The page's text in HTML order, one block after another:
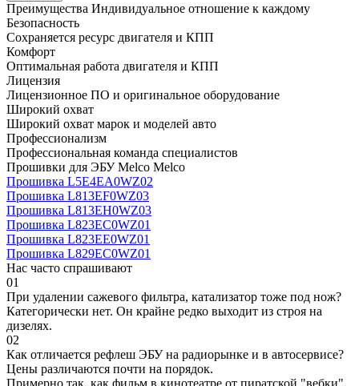
Преимущества Индивидуальное отношение к каждому
Безопасность
Сохраняется ресурс двигателя и КПП
Комфорт
Оптимальная работа двигателя и КПП
Лицензия
Лицензионное ПО и оригинальное оборудование
Широкий охват
Широкий охват марок и моделей авто
Профессионализм
Профессиональная команда специалистов
Прошивки для ЭБУ Melco Melco
Прошивка L5E4EA0WZ02
Прошивка L813EF0WZ03
Прошивка L813EH0WZ03
Прошивка L823EC0WZ01
Прошивка L823EE0WZ01
Прошивка L829EC0WZ01
Нас часто спрашивают
01
При удалении сажевого фильтра, катализатор тоже под нож?
Категорически нет. Он крайне редко выходит из строя на
дизелях.
02
Как отличается рефлеш ЭБУ на радиорынке и в автосервисе?
Цены различаются почти на порядок.
Примерно так, как фильм в кинотеатре от пиратской "вебки".